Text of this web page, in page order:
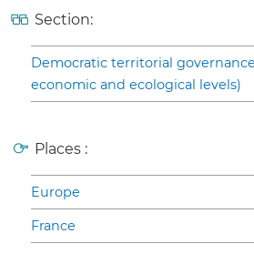
Section:
Democratic territorial
economic and ecological levels)
Places :
Europe
France